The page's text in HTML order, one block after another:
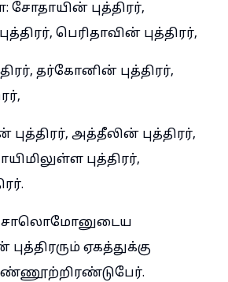
சோதாயின் புத்திரர்,
பெரிதாவின் புத்திரர்,
தர்கோனின் புத்திரர்,
அத்தீலின் புத்திரர்,
புத்திரர்,
சாலொமோனுடைய
ஏகத்துக்கு